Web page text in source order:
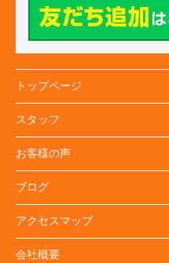
トップページ
スタッフ
お客様の声
ブログ
アクセスマップ
会社概要